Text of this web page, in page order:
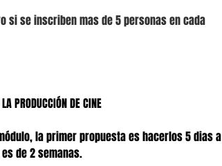
si se inscriben mas de 5 personas en cada
PRODUCCIÓN DE CINE
la primer propuesta es hacerlos 5 dias a
de 2 semanas.